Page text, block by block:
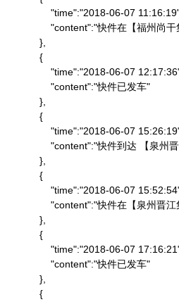
"time":"2018-06-07
"content":"快件在【福
            },
            {
"time":"2018-06-07
                "content":"快件已发车"
            },
            {
"time":"2018-06-07
"content":"快件到达 【泉
            },
            {
"time":"2018-06-07
"content":"快件在【泉
            },
            {
"time":"2018-06-07
                "content":"快件已发车"
            },
            {